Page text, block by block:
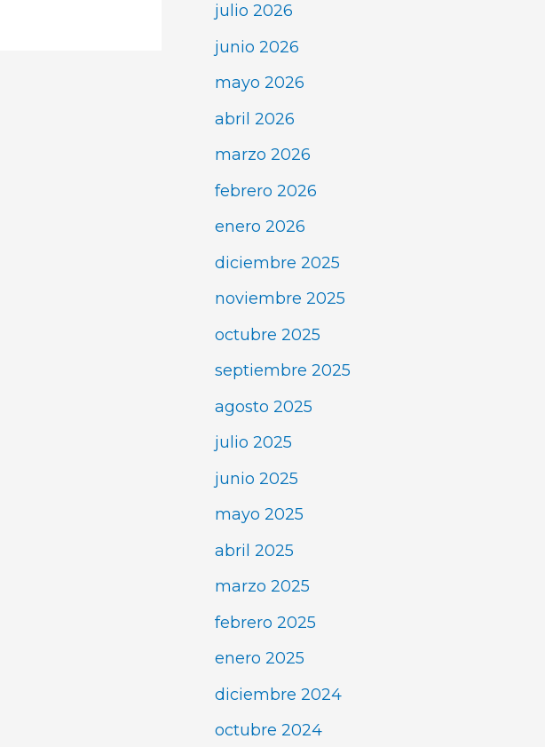
julio 2026
junio 2026
mayo 2026
abril 2026
marzo 2026
febrero 2026
enero 2026
diciembre 2025
noviembre 2025
octubre 2025
septiembre 2025
agosto 2025
julio 2025
junio 2025
mayo 2025
abril 2025
marzo 2025
febrero 2025
enero 2025
diciembre 2024
octubre 2024